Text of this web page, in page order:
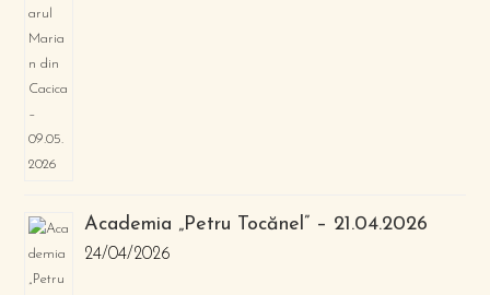
Academia „Petru Tocănel” – 21.04.2026
24/04/2026